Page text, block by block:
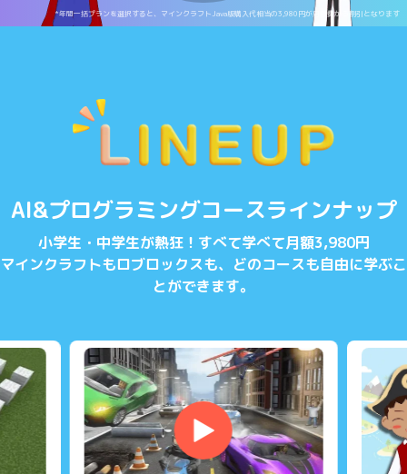
*年間一括プランを選択すると、マインクラフトJava版購入代相当の3,980円が月額費から割引となります
AI&プログラミングコースラインナップ
小学生・中学生が熱狂！すべて学べて月額3,980円
マインクラフトもロブロックスも、どのコースも自由に学ぶこ
とができます。
▶